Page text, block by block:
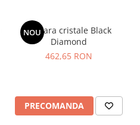
NOU
Bratara cristale Black
Diamond
462,65 RON
PRECOMANDA